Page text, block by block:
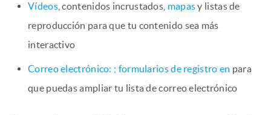
Vídeos, contenidos incrustados, mapasy listas de
reproducción para que tu contenido sea más
interactivo
Correo electrónico: ; formularios de registro en para
que puedas ampliar tu lista de correo electrónico